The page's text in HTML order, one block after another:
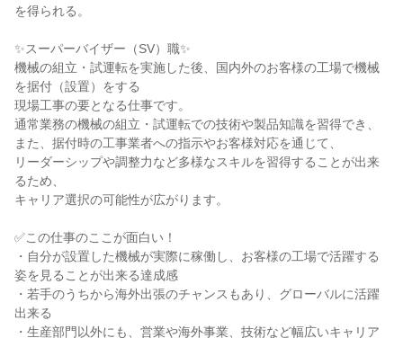
を得られる。
✨スーパーバイザー（SV）職✨
機械の組立・試運転を実施した後、国内外のお客様の工場で機械
を据付（設置）をする
現場工事の要となる仕事です。
通常業務の機械の組立・試運転での技術や製品知識を習得でき、
また、据付時の工事業者への指示やお客様対応を通じて、
リーダーシップや調整力など多様なスキルを習得することが出来
るため、
キャリア選択の可能性が広がります。
✅この仕事のここが面白い！
・自分が設置した機械が実際に稼働し、お客様の工場で活躍する
姿を見ることが出来る達成感
・若手のうちから海外出張のチャンスもあり、グローバルに活躍
出来る
・生産部門以外にも、営業や海外事業、技術など幅広いキャリア